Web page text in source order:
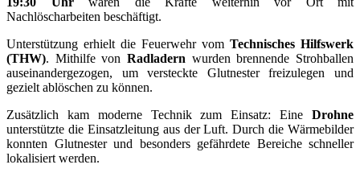
Nachlöscharbeiten beschäftigt.
Unterstützung erhielt die Feuerwehr vom Technisches Hilfswerk
(THW). Mithilfe von Radladern wurden brennende Strohballen
auseinandergezogen, um versteckte Glutnester freizulegen und
gezielt ablöschen zu können.
Zusätzlich kam moderne Technik zum Einsatz: Eine Drohne
unterstützte die Einsatzleitung aus der Luft. Durch die Wärmebilder
konnten Glutnester und besonders gefährdete Bereiche schneller
lokalisiert werden.